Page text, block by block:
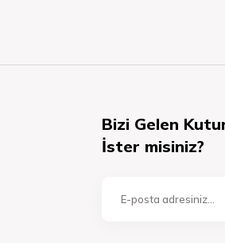
Bizi Gelen
İster misiniz?